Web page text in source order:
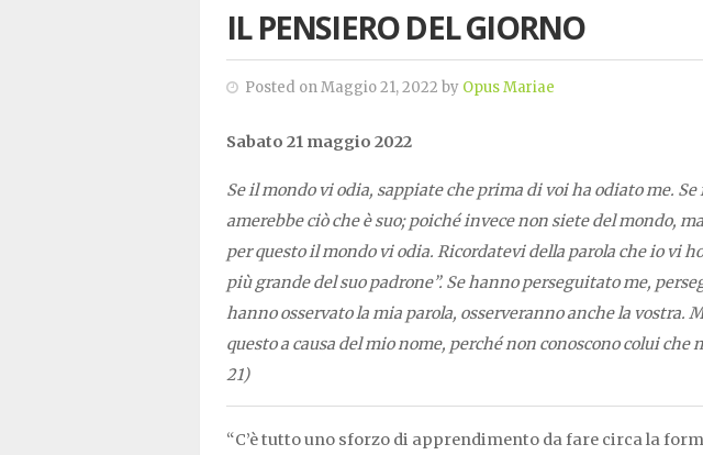
IL PENSIERO DEL GIORNO
Posted on Maggio 21, 2022 by Opus Mariae
Sabato 21 maggio 2022
Se il mondo vi odia, sappiate che prima di voi ha odiato me.
amerebbe ciò che è suo; poiché invece non siete del mondo,
per questo il mondo vi odia. Ricordatevi della parola che io vi
più grande del suo padrone”. Se hanno perseguitato me,
hanno osservato la mia parola, osserveranno anche la vostra.
questo a causa del mio nome, perché non conoscono colui che
21)
“C’è tutto uno sforzo di apprendimento da fare circa la